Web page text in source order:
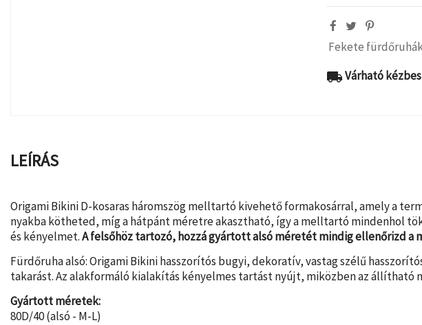
Fekete
local_shippingVárható
LEÍRÁS
Origami Bikini D-kosaras háromszög melltartó kivehető formakosárral, amely a
nyakba kötheted, míg a hátpánt méretre akasztható, így a melltartó mindenhol
és kényelmet.A felsőhöz tartozó, hozzá gyártott alsó méretét mindig ellenőrizd
Fürdőruha alsó: Origami Bikini hasszorítós bugyi, dekoratív, vastag szélű
takarást. Az alakformáló kialakítás kényelmes tartást nyújt, miközben az állítható
Gyártott méretek:
80D/40 (alsó - M-L)